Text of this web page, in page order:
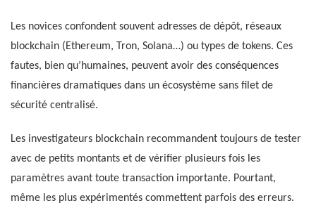
Les novices confondent souvent adresses de dépôt, réseaux
blockchain (Ethereum, Tron, Solana…) ou types de tokens. Ces
fautes, bien qu’humaines, peuvent avoir des conséquences
financières dramatiques dans un écosystème sans filet de
sécurité centralisé.
Les investigateurs blockchain recommandent toujours de tester
avec de petits montants et de vérifier plusieurs fois les
paramètres avant toute transaction importante. Pourtant,
même les plus expérimentés commettent parfois des erreurs.